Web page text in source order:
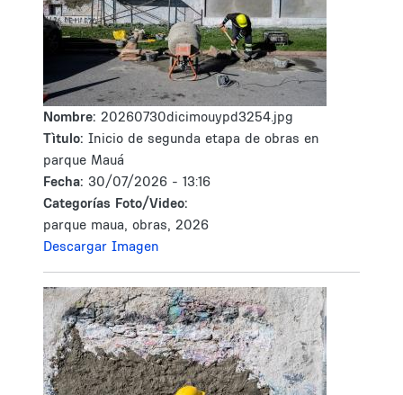
Nombre: 20260730dicimouypd3254.jpg
Tìtulo: Inicio de segunda etapa de obras en
parque Mauá
Fecha: 30/07/2026 - 13:16
Categorías Foto/Video:
parque maua, obras, 2026
Descargar Imagen